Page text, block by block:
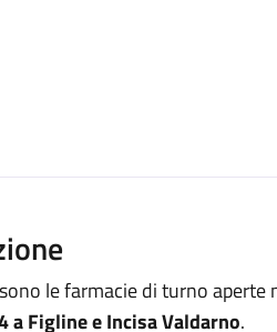
le farmacie di turno aperte
a Figline e Incisa Valdarno.